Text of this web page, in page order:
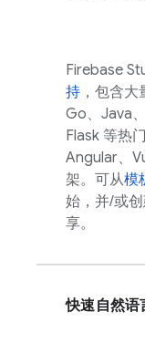
Firebase
持 ，包含
Go、Java
Flask 等热
Angular、
架。可从模
始，并/或
享。
快速自然语